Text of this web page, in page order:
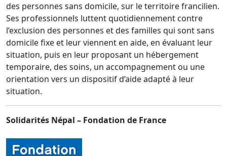
des personnes sans domicile, sur le territoire francilien.
Ses professionnels luttent quotidiennement contre
l’exclusion des personnes et des familles qui sont sans
domicile fixe et leur viennent en aide, en évaluant leur
situation, puis en leur proposant un hébergement
temporaire, des soins, un accompagnement ou une
orientation vers un dispositif d’aide adapté à leur
situation.
Solidarités Népal – Fondation de France